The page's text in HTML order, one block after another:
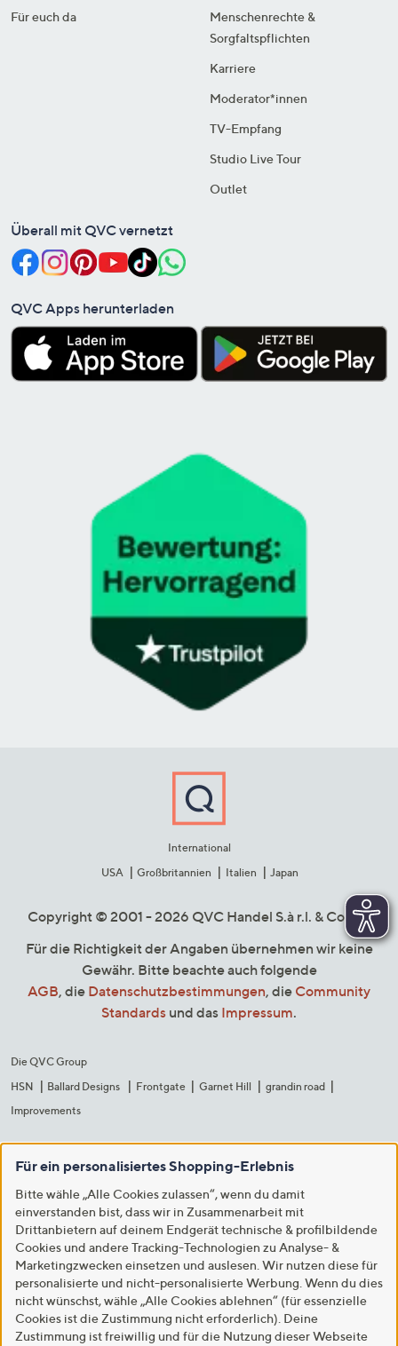
Für euch da
Menschenrechte &
Sorgfaltspflichten
Karriere
Moderator*innen
TV-Empfang
Studio Live Tour
Outlet
Überall mit QVC vernetzt
QVC Apps herunterladen
International
USA
Großbritannien Italien Japan
Copyright © 2001 - 2026 QVC Handel S.à r.l. & Co. KG
Für die Richtigkeit der Angaben übernehmen wir keine
Gewähr. Bitte beachte auch folgende
AGB, die Datenschutzbestimmungen, die Community
Standards und das Impressum.
Die QVC Group
HSN
Ballard Designs Frontgate Garnet Hill
grandin road
Improvements
Für ein personalisiertes Shopping-Erlebnis
Bitte wähle „Alle Cookies zulassen“, wenn du damit
einverstanden bist, dass wir in Zusammenarbeit mit
Drittanbietern auf deinem Endgerät technische & profilbildende
Cookies und andere Tracking-Technologien zu Analyse- &
Marketingzwecken einsetzen und auslesen. Wir nutzen diese für
personalisierte und nicht-personalisierte Werbung. Wenn du dies
nicht wünschst, wähle „Alle Cookies ablehnen“ (für essenzielle
Cookies ist die Zustimmung nicht erforderlich). Deine
Zustimmung ist freiwillig und für die Nutzung dieser Webseite